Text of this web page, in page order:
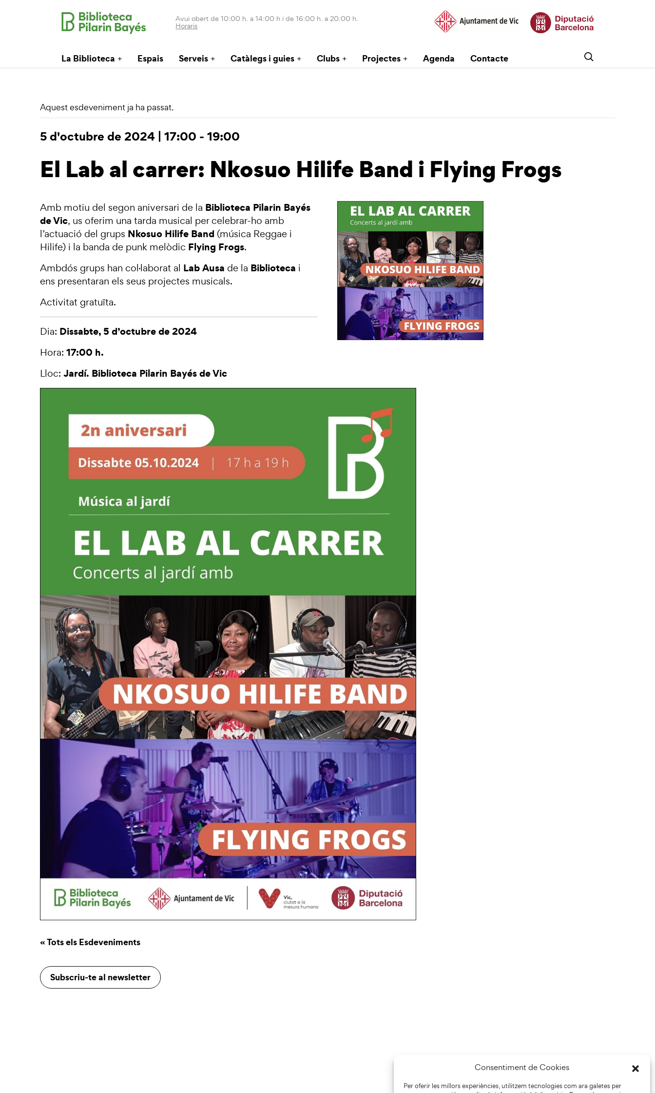
Consentiment de Cookies
Per oferir les millors experiències, utilitzem tecnologies com ara galetes per
Avui obert de 10:00 h. a 14:00 h i de 16:00 h. a 20:00 h.
Horaris
La Biblioteca Espais Serveis Catàlegs i guies Clubs Projectes Agenda Contacte
Aquest esdeveniment ja ha passat.
5 d'octubre de 2024 | 17:00 - 19:00
El Lab al carrer: Nkosuo Hilife Band i Flying Frogs
Amb motiu del segon aniversari de la Biblioteca Pilarin Bayés
de Vic, us oferim una tarda musical per celebrar-ho amb
l’actuació del grups Nkosuo Hilife Band (música Reggae i
Hilife) i la banda de punk melòdic Flying Frogs.
Ambdós grups han col·laborat al Lab Ausa de la Biblioteca i
ens presentaran els seus projectes musicals.
Activitat gratuïta.
Dia: Dissabte, 5 d’octubre de 2024
Hora: 17:00 h.
Lloc: Jardí. Biblioteca Pilarin Bayés de Vic
« Tots els Esdeveniments
Subscriu-te al newsletter